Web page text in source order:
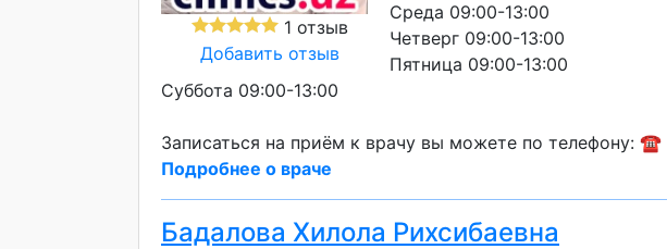
1 отзыв
Добавить отзыв
Среда 09:00-13:00
Четверг 09:00-13:00
Пятница 09:00-13:00
Суббота 09:00-13:00
Записаться на приём к врачу вы можете по телефону: ☎️
Подробнее о враче
Бадалова Хилола Рихсибаевна